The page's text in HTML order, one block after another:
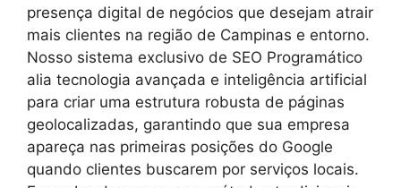
presença digital de negócios que desejam atrair
mais clientes na região de Campinas e entorno.
Nosso sistema exclusivo de SEO Programático
alia tecnologia avançada e inteligência artificial
para criar uma estrutura robusta de páginas
geolocalizadas, garantindo que sua empresa
apareça nas primeiras posições do Google
quando clientes buscarem por serviços locais.